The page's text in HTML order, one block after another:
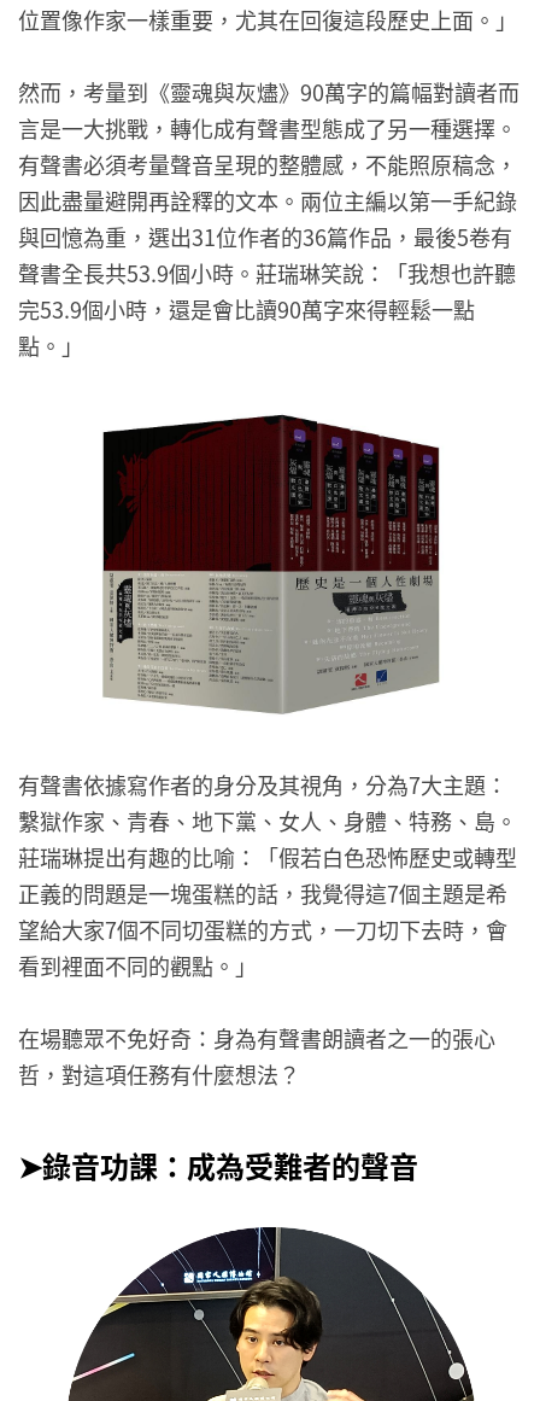
位置像作家一樣重要，尤其在回復這段歷史上面。」
然而，考量到《靈魂與灰燼》90萬字的篇幅對讀者而
言是一大挑戰，轉化成有聲書型態成了另一種選擇。
有聲書必須考量聲音呈現的整體感，不能照原稿念，
因此盡量避開再詮釋的文本。兩位主編以第一手紀錄
與回憶為重，選出31位作者的36篇作品，最後5卷有
聲書全長共53.9個小時。莊瑞琳笑說：「我想也許聽
完53.9個小時，還是會比讀90萬字來得輕鬆一點
點。」
有聲書依據寫作者的身分及其視角，分為7大主題：
繫獄作家、青春、地下黨、女人、身體、特務、島。
莊瑞琳提出有趣的比喻：「假若白色恐怖歷史或轉型
正義的問題是一塊蛋糕的話，我覺得這7個主題是希
望給大家7個不同切蛋糕的方式，一刀切下去時，會
看到裡面不同的觀點。」
在場聽眾不免好奇：身為有聲書朗讀者之一的張心
哲，對這項任務有什麼想法？
➤錄音功課：成為受難者的聲音